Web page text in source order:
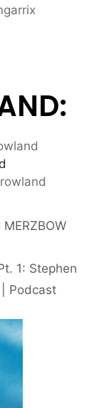
1: Stephen
| Podcast